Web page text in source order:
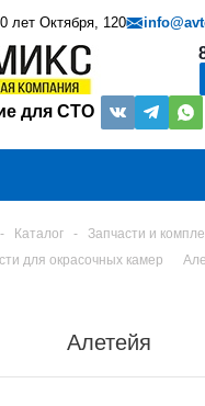
лет Октября, 120
для СТО
- Каталог -
Запчасти и
для окрасочных камер
Алетейя